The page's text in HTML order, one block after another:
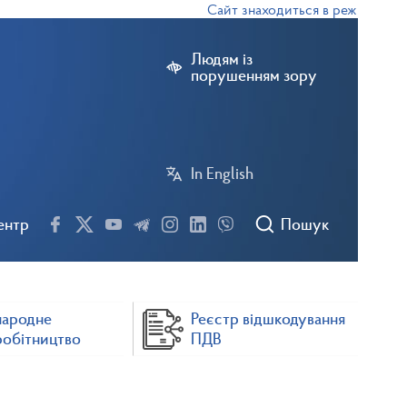
Сайт знаходиться в режимі
Людям із
порушенням зору
In English
Пошук
Реєстр відшкодування
ПДВ